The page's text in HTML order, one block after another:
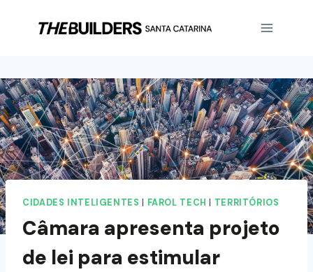
CIDADES INTELIGENTES FAROL TECH TERRITÓRIOS
Câmara apresenta projeto
de lei para estimular